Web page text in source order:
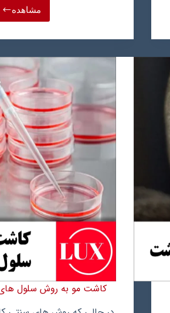
مشاهده
از
مو:
کننده
و
تراکم
کاشته
شده
کاشت مو به روش سلول